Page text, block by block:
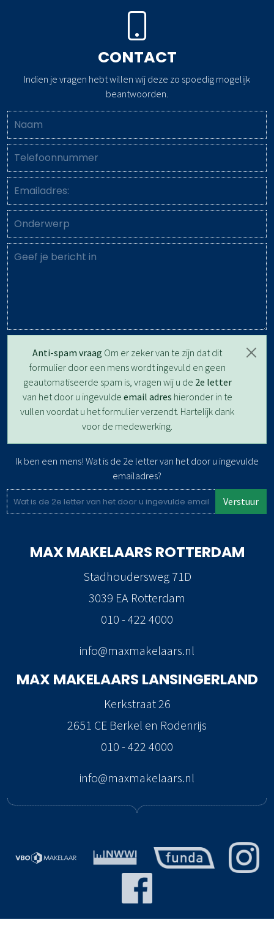
CONTACT
Indien je vragen hebt willen wij deze zo spoedig mogelijk
beantwoorden.
Anti-spam vraag Om er zeker van te zijn dat dit
formulier door een mens wordt ingevuld en geen
geautomatiseerde spam is, vragen wij u de 2e letter
van het door u ingevulde email adres hieronder in te
vullen voordat u het formulier verzendt. Hartelijk dank
voor de medewerking.
Ik ben een mens! Wat is de 2e letter van het door u ingevulde
emailadres?
Verstuur
MAX MAKELAARS ROTTERDAM
Stadhoudersweg 71D
3039 EA Rotterdam
010 - 422 4000
info@maxmakelaars.nl
MAX MAKELAARS LANSINGERLAND
Kerkstraat 26
2651 CE Berkel en Rodenrijs
010 - 422 4000
info@maxmakelaars.nl